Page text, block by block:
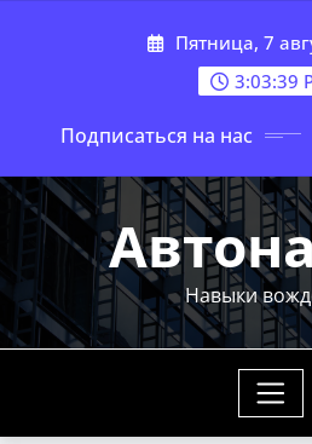
Пятница, 7
3:03:40
Подписаться на нас
Навыки